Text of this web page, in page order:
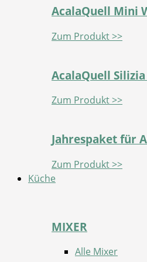
AcalaQuell Mini
Zum Produkt >>
AcalaQuell
Zum Produkt >>
Jahrespaket für
Zum Produkt >>
Küche
MIXER
Alle Mixer